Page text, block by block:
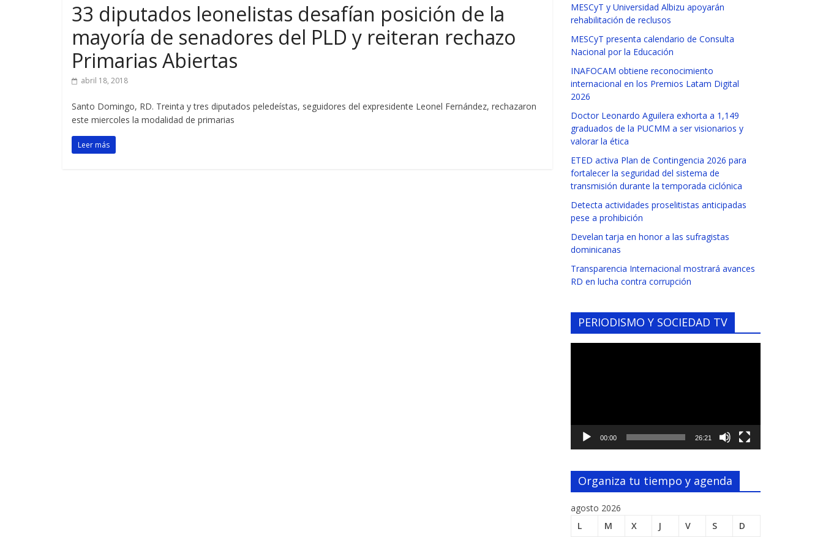
33 diputados leonelistas desafían posición de la
mayoría de senadores del PLD y reiteran rechazo
Primarias Abiertas
abril 18, 2018
Santo Domingo, RD. Treinta y tres diputados peledeístas, seguidores del expresidente Leonel Fernández, rechazaron
este miercoles la modalidad de primarias
Leer más
MESCyT y Universidad Albizu apoyarán
rehabilitación de reclusos
MESCyT presenta calendario de Consulta
Nacional por la Educación
INAFOCAM obtiene reconocimiento
internacional en los Premios Latam Digital
2026
Doctor Leonardo Aguilera exhorta a 1,149
graduados de la PUCMM a ser visionarios y
valorar la ética
ETED activa Plan de Contingencia 2026 para
fortalecer la seguridad del sistema de
transmisión durante la temporada ciclónica
Detecta actividades proselitistas anticipadas
pese a prohibición
Develan tarja en honor a las sufragistas
dominicanas
Transparencia Internacional mostrará avances
RD en lucha contra corrupción
PERIODISMO Y SOCIEDAD TV
00:00 26:21
Organiza tu tiempo y agenda
agosto 2026
L
M X J V S D